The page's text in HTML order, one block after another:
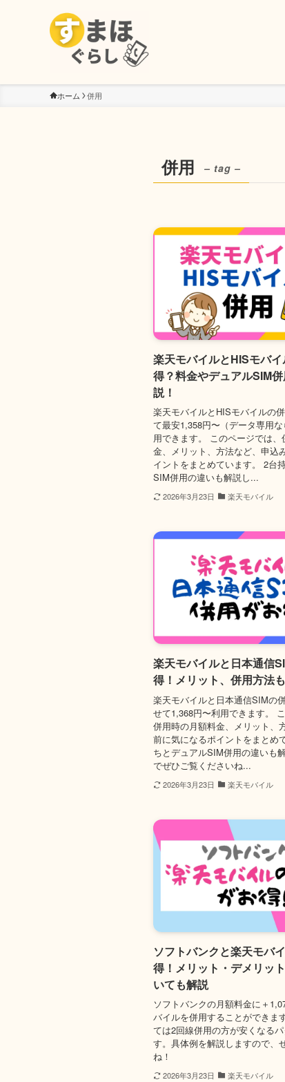
ホーム 併用
併用 – tag –
楽天モバイルとHISモバ
得？料金やデュアルSIM
説！
楽天モバイルとHISモバイルの
て最安1,358円〜（データ専用
用できます。 このページでは
金、メリット、方法など、申込
イントをまとめています。 2台
SIM併用の違いも解説し...
2026年3月23日 楽天モバイル
楽天モバイルと日本通信
得！メリット、併用方法
楽天モバイルと日本通信SIMの
せて1,368円〜利用できます。 こ
併用時の月額料金、メリット、
前に気になるポイントをまとめ
ちとデュアルSIM併用の違いも
でぜひご覧くださいね...
2026年3月23日 楽天モバイル
ソフトバンクと楽天モバ
得！メリット・デメリッ
いても解説
ソフトバンクの月額料金に＋
バイルを併用することができま
ては2回線併用の方が安くなる
す。具体例を解説しますので、
ね！
2026年3月23日 楽天モバイル